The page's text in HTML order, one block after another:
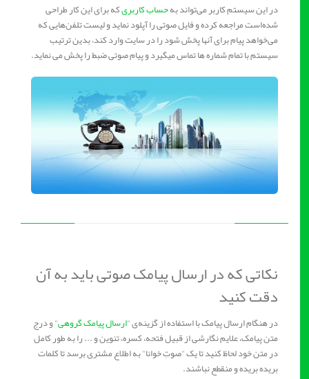
در این سیستم کاربر می‌تواند بهحساب کاربریکه برای این کار طراحی
شده‌است مراجعه کرده و فایل صوتی را آپلود نماید و لیست تلفن‌هایی که
می‌خواهد پیام برای آنها پخش شود را در سایت وارد کند، بدین ترتیب
سیستم با تمام شماره ها تماس میگیرد و پیام صوتی ضبط را پخش می نماید.
نکاتی که در ارسال پیامک صوتی باید به آن
دقت کنید
در هنگام ارسال پیامک با استفاده از گزینه‌ی "ارسال پیامک گروهی" و درج
متن پیامک، علایم نگارشی از قبیل فتحه، کسره، تنوین و ... را به طور کامل
در متن خود لحاظ کنید تا یک "صوتِ خوانا" به اطلاع مشتری برسد تا کلمات
بریده بریده و منقطع نباشند.